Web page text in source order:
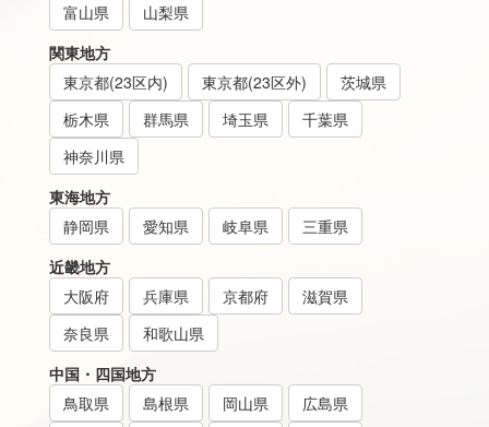
富山県
山梨県
関東地方
東京都(23区内)
東京都(23区外)
茨城県
栃木県
群馬県 埼玉県
千葉県
神奈川県
東海地方
静岡県
愛知県 岐阜県
三重県
近畿地方
大阪府
兵庫県 京都府
滋賀県
奈良県
和歌山県
中国・四国地方
鳥取県
島根県 岡山県 広島県